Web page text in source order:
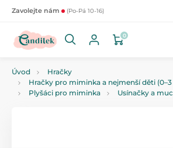
Zavolejte nám (Po-Pá 10-16)
0
Úvod
Hračky
Hračky pro miminka a nejmenší děti
Plyšáci pro miminka
Usínačky a